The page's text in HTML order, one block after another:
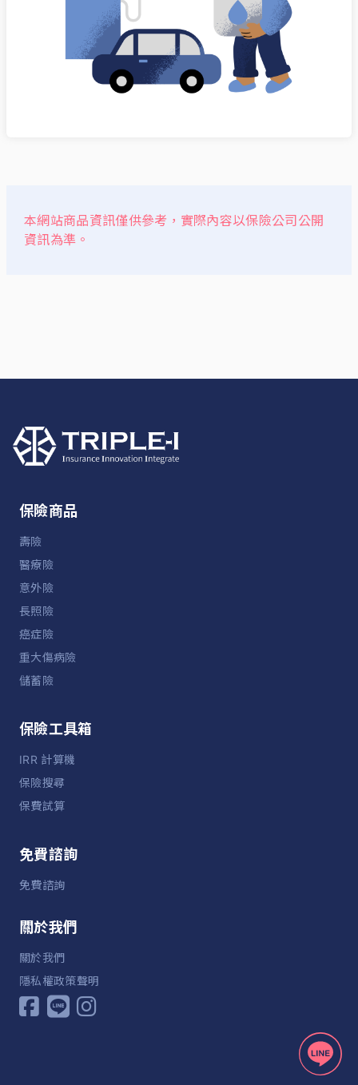
本網站商品資訊僅供參考，實際內容以保險公司公開
資訊為準。
保險商品
壽險
醫療險
意外險
長照險
癌症險
重大傷病險
儲蓄險
保險工具箱
IRR 計算機
保險搜尋
保費試算
免費諮詢
免費諮詢
關於我們
關於我們
隱私權政策聲明